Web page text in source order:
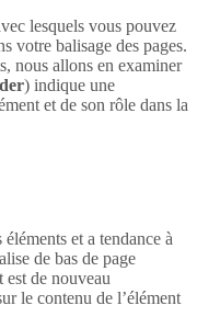
lesquels vous pouvez
votre balisage des pages.
nous allons en examiner
) indique une
et de son rôle dans la
et a tendance à
de bas de page
de nouveau
le contenu de l’élément